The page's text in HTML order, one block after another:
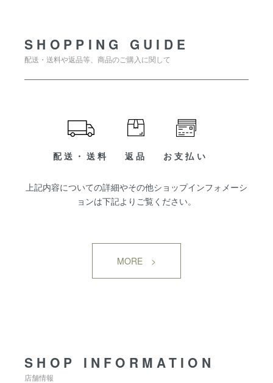
SHOPPING GUIDE
配送・送料や返品等、商品のご購入に関して
配送・送料 返品 お支払い
上記内容についての詳細やその他ショップインフォメーシ
ョンは下記よりご覧ください。
MORE >
SHOP INFORMATION
店舗情報